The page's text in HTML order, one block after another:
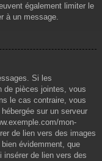
également limiter le
à un message.
Si les
de pièces jointes, vous
le cas contraire, vous
sur un serveur
mon-
de lien vers des images
évidemment, que
insérer de lien vers des